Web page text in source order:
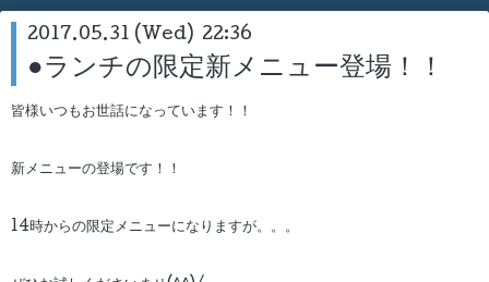
2017.05.31 (Wed) 22:36
●ランチの限定新メニュー登場！！
皆様いつもお世話になっています！！
新メニューの登場です！！
14時からの限定メニューになりますが。。。